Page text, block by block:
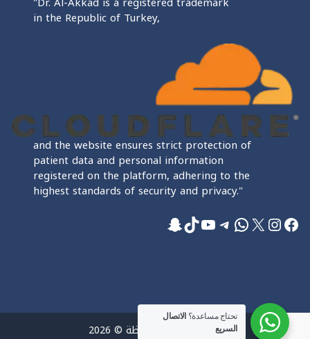
in the Republic of Turkey,
and the website ensures strict protection of
patient data and personal information
registered on the platform, adhering to the
highest standards of security and privacy."
فيسبوك
إنستجرام
إكسواتساب
تيليجرام
يوتيوب
تيك توك
سناب شات
جميع الحقوق محفوظة © 2026
تحتاج مساعدة؟ الاتصال
السريع